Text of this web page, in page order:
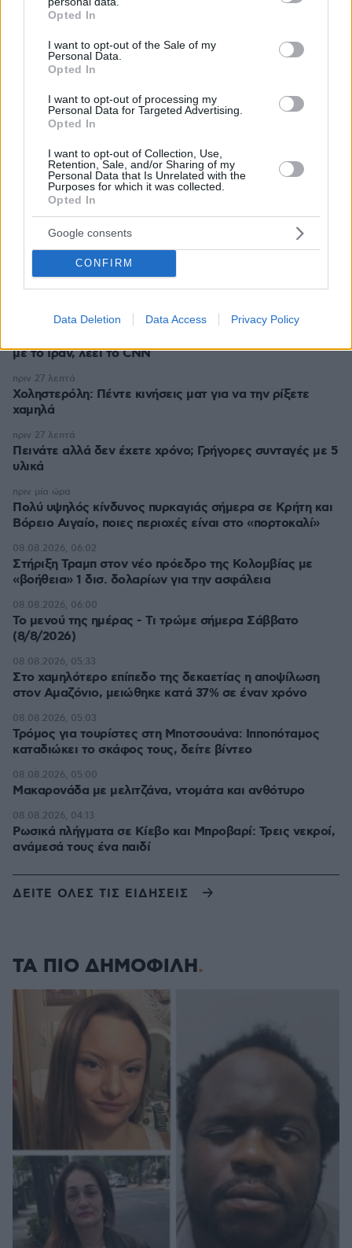
grant or deny consent to Google and its third-party tags to
use your data for below specified purposes in below Google
consent section.
Opted In
I want to opt-out of the Sale of my
Personal Data.
Opted In
I want to opt-out of processing my
Personal Data for Targeted Advertising.
Opted In
I want to opt-out of Collection, Use,
Retention, Sale, and/or Sharing of my
Personal Data that Is Unrelated with the
Purposes for which it was collected.
Opted In
Google consents
CONFIRM
Data Deletion Data Access Privacy Policy
Το μέλλον της τεχνολογίας
27.07.2026, 06:00
Η Smart φοιτητική κατοικία στην καρδιά της Αθήνας
03.08.2026, 10:56
Επαγγελματική Εκπαίδευση & Εξειδίκευση: Το Mοντέλο που
σε Bάζει στην Aγορά Eργασίας
26.07.2026, 09:54
ΡΟΗ ΕΙΔΗΣΕΩΝ
«Η αεροπορική ισχύς έχει όρια»: Ο κορυφαίος
με το Ιράν, λέει το CNN
Χοληστερόλη: Πέντε κινήσεις ματ για να την ρίξετε
χαμηλά
πριν 27 λεπτά
Πεινάτε αλλά δεν έχετε χρόνο; Γρήγορες συνταγές με 5
υλικά
πριν 27 λεπτά
Πολύ υψηλός κίνδυνος πυρκαγιάς σήμερα σε Κρήτη και
Βόρειο Αιγαίο, ποιες περιοχές είναι στο «πορτοκαλί»
πριν μία ώρα
Στήριξη Τραμπ στον νέο πρόεδρο της Κολομβίας με
«βοήθεια» 1 δισ. δολαρίων για την ασφάλεια
08.08.2026, 06:02
Το μενού της ημέρας - Τι τρώμε σήμερα Σάββατο
(8/8/2026)
08.08.2026, 06:00
Στο χαμηλότερο επίπεδο της δεκαετίας η αποψίλωση
στον Αμαζόνιο, μειώθηκε κατά 37% σε έναν χρόνο
08.08.2026, 05:33
Τρόμος για τουρίστες στη Μποτσουάνα: Ιπποπόταμος
καταδιώκει το σκάφος τους, δείτε βίντεο
08.08.2026, 05:03
Μακαρονάδα με μελιτζάνα, ντομάτα και ανθότυρο
08.08.2026, 05:00
Ρωσικά πλήγματα σε Κίεβο και Μπροβαρί: Τρεις νεκροί,
ανάμεσά τους ένα παιδί
08.08.2026, 04:13
ΔΕΙΤΕ ΟΛΕΣ ΤΙΣ ΕΙΔΗΣΕΙΣ
ΤΑ ΠΙΟ ΔΗΜΟΦΙΛΗ